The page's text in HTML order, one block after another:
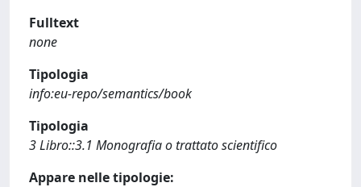
Fulltext
none
Tipologia
info:eu-repo/semantics/book
Tipologia
3 Libro::3.1 Monografia o trattato scientifico
Appare nelle tipologie: